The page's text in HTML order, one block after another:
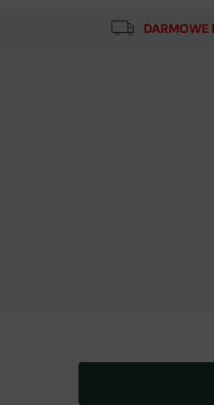
Error loading
DARMOWE